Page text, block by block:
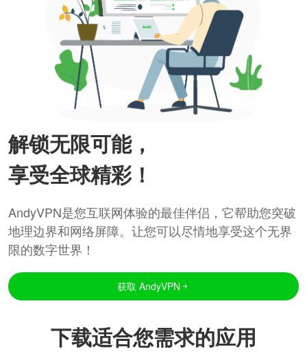
解锁无限可能，
享受全球精彩！
AndyVPN是您互联网体验的最佳伴侣，它帮助您突破
地理边界和网络屏障。让您可以尽情地享受这个无界
限的数字世界！
获取 AndyVPN
下载适合您需求的应用